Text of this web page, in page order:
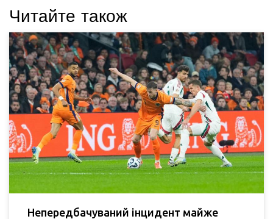
Читайте також
Непередбачуваний інцидент майже